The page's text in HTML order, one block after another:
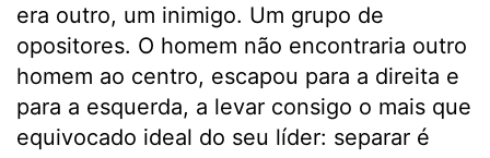
era outro, um inimigo. Um grupo de
opositores. O homem não encontraria outro
homem ao centro, escapou para a direita e
para a esquerda, a levar consigo o mais que
equivocado ideal do seu líder: separar é